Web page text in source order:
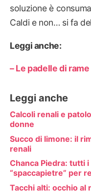
soluzione è
Caldi e non… si fa
Leggi anche:
– Le padelle di
Leggi anche
Calcoli renali e
donne
Succo di limone: il
renali
Chanca Piedra: tutti
“spaccapietre” per
Tacchi alti: occhio al